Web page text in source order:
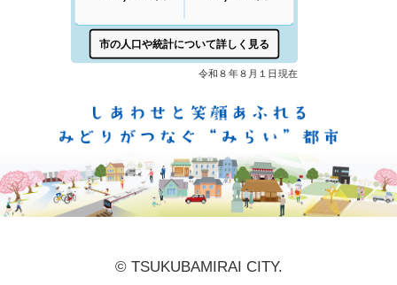
© TSUKUBAMIRAI CITY.